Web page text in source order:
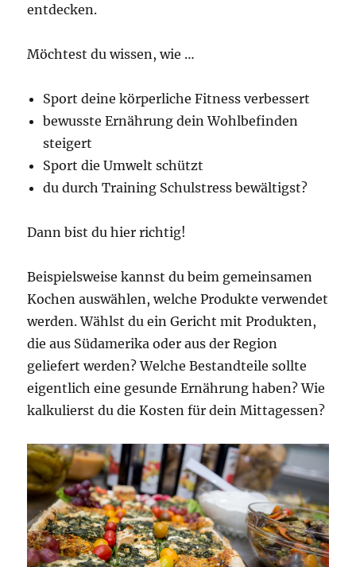
entdecken.
Möchtest du wissen, wie …
Sport deine körperliche Fitness verbessert
bewusste Ernährung dein Wohlbefinden
steigert
Sport die Umwelt schützt
du durch Training Schulstress bewältigst?
Dann bist du hier richtig!
Beispielsweise kannst du beim gemeinsamen
Kochen auswählen, welche Produkte verwendet
werden. Wählst du ein Gericht mit Produkten,
die aus Südamerika oder aus der Region
geliefert werden? Welche Bestandteile sollte
eigentlich eine gesunde Ernährung haben? Wie
kalkulierst du die Kosten für dein Mittagessen?